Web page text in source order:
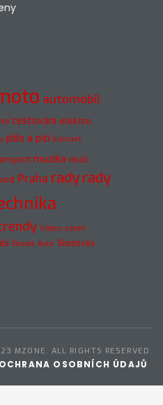
automobil
cestování elektro
jídlo a pití koncert
muzika muži
Praha radyrady
Video vztah
Škoda Auto Škodovka
MZONE. ALL RIGHTS RESERVED.
OCHRANA OSOBNÍCH ÚDAJŮ